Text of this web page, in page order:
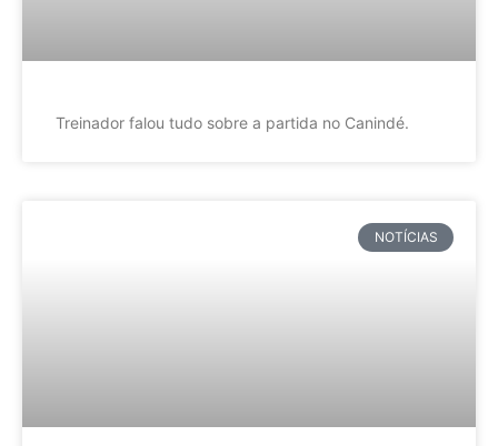
Treinador falou tudo sobre a partida no Canindé.
NOTÍCIAS